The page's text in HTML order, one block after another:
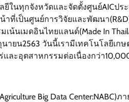
ยีในทุกจังหวัดและจัดตั้งศูนย์AICปร
น้าที่เป็นศูนย์การวิจัยและพัฒนา
น้นเมดอินไทยแลนด์(Made In
ยน2563 วันนี้เรามีเทคโนโลยีเก
ละอุตสาหกรรมต่อเนื่องกว่า
Big Data